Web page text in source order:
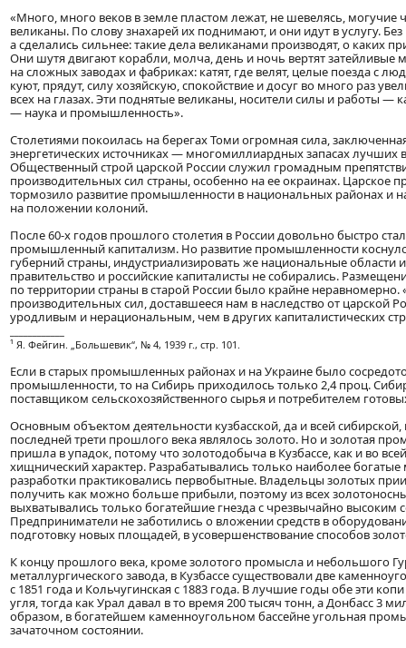
«Много, много веков в земле пластом лежат, не шевелясь, могучие
великаны. По слову знахарей их поднимают, и они идут в услугу.
а сделались сильнее: такие дела великанами производят, о каких
Они шутя двигают корабли, молча, день и ночь вертят
на сложных заводах и фабриках: катят, где велят, целые поезда с
куют, прядут, силу хозяйскую, спокойствие и досуг во много раз
всех на глазах. Эти поднятые великаны, носители силы и работы —
— наука и промышленность».
Столетиями покоилась на берегах Томи огромная сила,
энергетических источниках — многомиллиардных запасах лучших
Общественный строй царской России служил громадным
производительных сил страны, особенно на ее окраинах. Царское
тормозило развитие промышленности в национальных районах и
на положении колоний.
После 60-х годов прошлого столетия в России довольно быстро
промышленный капитализм. Но развитие промышленности
губерний страны, индустриализировать же национальные области
правительство и российские капиталисты не собирались.
по территории страны в старой России было крайне
производительных сил, доставшееся нам в наследство от царской
уродливым и нерациональным, чем в других капиталистических
¹ Я. Фейгин. „Большевик“, № 4, 1939 г., стр. 101.
Если в старых промышленных районах и на Украине было
промышленности, то на Сибирь приходилось только 2,4 проц.
поставщиком сельскохозяйственного сырья и потребителем
Основным объектом деятельности кузбасской, да и всей
последней трети прошлого века являлось золото. Но и золотая
пришла в упадок, потому что золотодобыча в Кузбассе, как и во
хищнический характер. Разрабатывались только наиболее
разработки практиковались первобытные. Владельцы золотых
получить как можно больше прибыли, поэтому из всех
выхватывались только богатейшие гнезда с чрезвычайно высоким
Предприниматели не заботились о вложении средств в
подготовку новых площадей, в усовершенствование способов
К концу прошлого века, кроме золотого промысла и небольшого
металлургического завода, в Кузбассе существовали две
с 1851 года и Кольчугинская с 1883 года. В лучшие годы обе эти
угля, тогда как Урал давал в то время 200 тысяч тонн, а Донбасс 3
образом, в богатейшем каменноугольном бассейне угольная
зачаточном состоянии.